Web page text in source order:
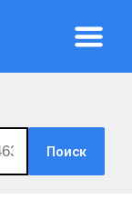
Поиск